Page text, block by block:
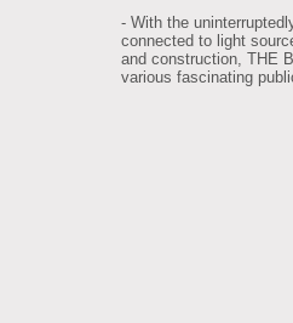
- With the
connected to light
and construction, THE
various fascinating